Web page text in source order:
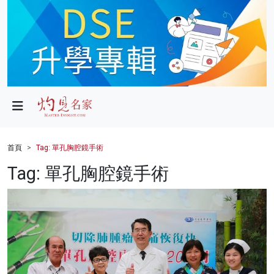
政局
財經
健康
商業
科技
影片
首頁 Tag: 單孔胸腔鏡手術
Tag: 單孔胸腔鏡手術